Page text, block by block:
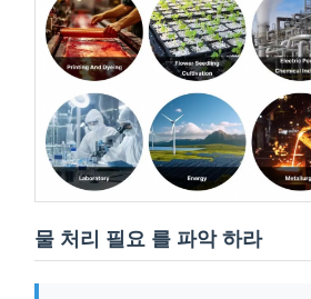
물 처리 필요 를 파악 하라